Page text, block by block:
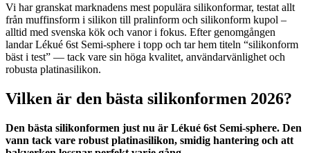
Vi har granskat marknadens mest populära silikonformar, testat allt
från muffinsform i silikon till pralinform och silikonform kupol –
alltid med svenska kök och vanor i fokus. Efter genomgången
landar Lékué 6st Semi-sphere i topp och tar hem titeln “silikonform
bäst i test” — tack vare sin höga kvalitet, användarvänlighet och
robusta platinasilikon.
Vilken är den bästa silikonformen 2026?
Den bästa silikonformen just nu är Lékué 6st Semi-sphere. Den
vann tack vare robust platinasilikon, smidig hantering och att